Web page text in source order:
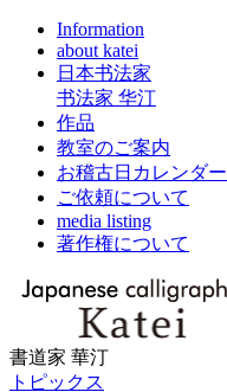
Information
about katei
日本书法家
书法家 华汀
作品
教室のご案内
お稽古日カレンダー
ご依頼について
media listing
著作権について
書道家 華汀
トピックス